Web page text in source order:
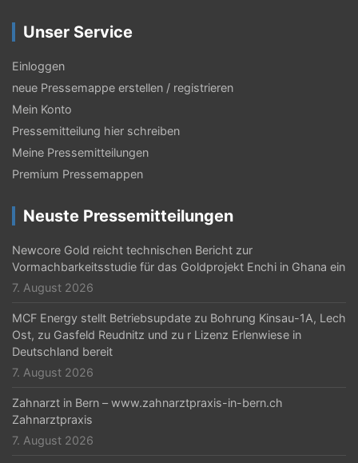
Unser Service
Einloggen
neue Pressemappe erstellen / registrieren
Mein Konto
Pressemitteilung hier schreiben
Meine Pressemitteilungen
Premium Pressemappen
Neuste Pressemitteilungen
Newcore Gold reicht technischen Bericht zur
Vormachbarkeitsstudie für das Goldprojekt Enchi in Ghana ein
7. August 2026
MCF Energy stellt Betriebsupdate zu Bohrung Kinsau-1A, Lech
Ost, zu Gasfeld Reudnitz und zu r Lizenz Erlenwiese in
Deutschland bereit
7. August 2026
Zahnarzt in Bern – www.zahnarztpraxis-in-bern.ch
Zahnarztpraxis
7. August 2026